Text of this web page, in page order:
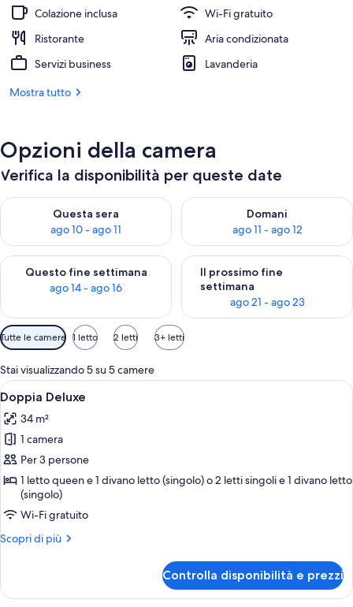
Colazione inclusa
Wi-Fi gratuito
Ristorante
Aria condizionata
Servizi business
Lavanderia
Mostra tutto
Opzioni della camera
Verifica la disponibilità per queste date
Questa sera
ago 10 - ago 11
Verifica la disponibilità per questa sera, ago 10 - ago 11
Domani
ago 11 - ago 12
Verifica la disponibilità per
Questo fine settimana
ago 14 - ago 16
Verifica la disponibilità per questo fine settimana, ago 14 -
Il prossimo fine
settimana
ago 21 - ago 23
Verifica la disponibilità per il
Filtri
disponibili
per
le
camere
Tutte le camere 1 letto 2 letti 3+ letti
Stai visualizzando 5 su 5 camere
Apri
tutte
le
foto
per
Doppia
Deluxe
Una camera d'albergo con
12
Doppia Deluxe
34 m²
1 camera
Per 3 persone
1 letto queen e 1 divano letto (singolo) o 2 letti singoli e 1 divano letto
(singolo)
Wi-Fi gratuito
Scopri di più
Altri
Deluxe
Controlla disponibilità e prezzi